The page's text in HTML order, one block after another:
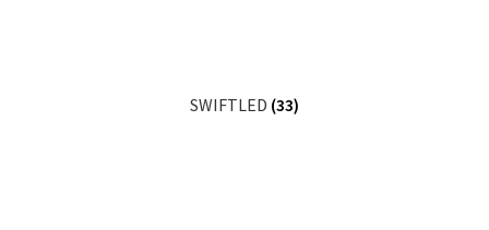
SWIFTLED (33)